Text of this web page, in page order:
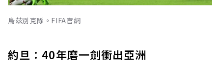
烏茲別克隊。FIFA官網
約旦：40年磨一劍衝出亞洲